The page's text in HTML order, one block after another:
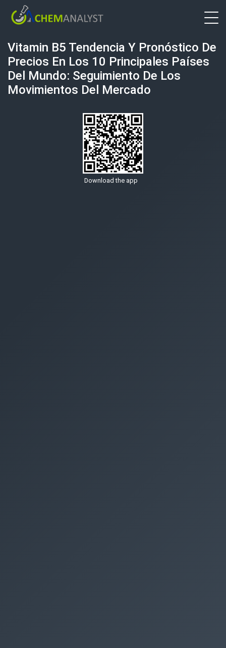
Vitamin B5 Tendencia Y Pronóstico De
Precios En Los 10 Principales Países
Del Mundo: Seguimiento De Los
Movimientos Del Mercado
Download the app